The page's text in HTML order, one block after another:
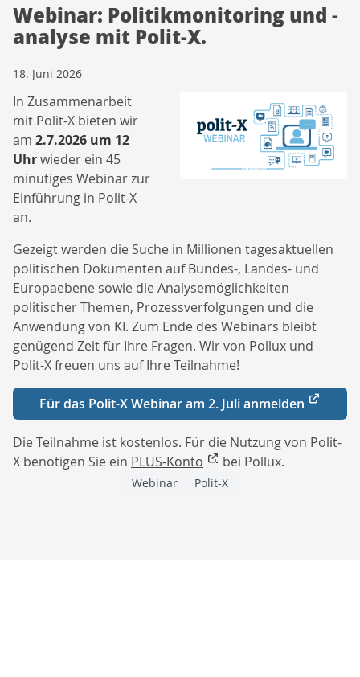
Webinar: Politikmonitoring und -
analyse mit Polit-X.
18. Juni 2026
In Zusammenarbeit
mit Polit-X bieten wir
am 2.7.2026 um 12
Uhrwieder ein 45
minütiges Webinar zur
Einführung in Polit-X
an.
Gezeigt werden die Suche in Millionen tagesaktuellen
politischen Dokumenten auf Bundes-, Landes- und
Europaebene sowie die Analysemöglichkeiten
politischer Themen, Prozessverfolgungen und die
Anwendung von KI. Zum Ende des Webinars bleibt
genügend Zeit für Ihre Fragen. Wir von Pollux und
Polit-X freuen uns auf Ihre Teilnahme!
Für das Polit-X Webinar am 2. Juli anmelden
Die Teilnahme ist kostenlos. Für die Nutzung von Polit-
X benötigen Sie ein PLUS-Konto bei Pollux.
Webinar Polit-X